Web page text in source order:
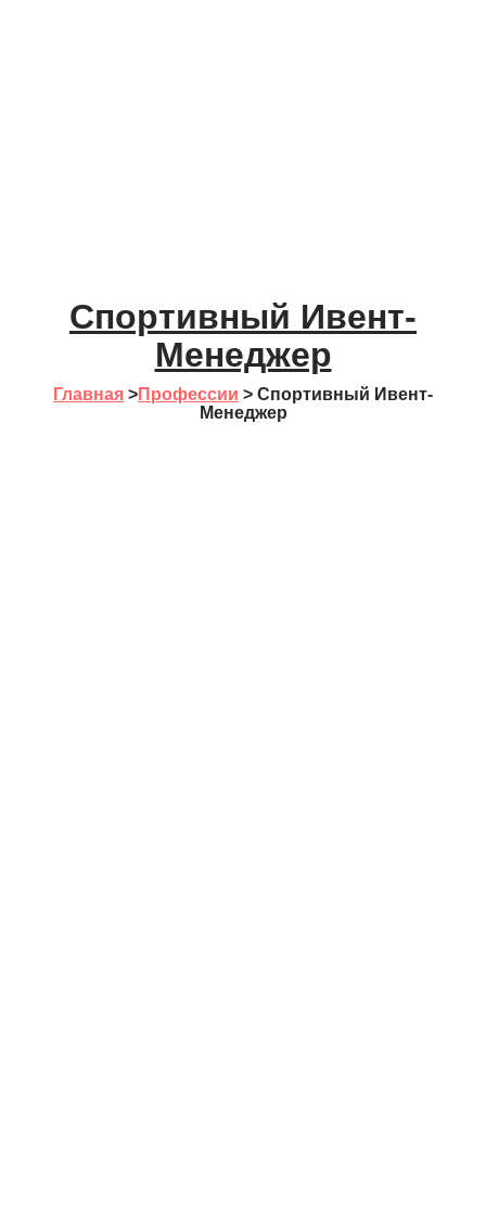
Спортивный Ивент-
Менеджер
Главная >Профессии > Спортивный Ивент-
Менеджер